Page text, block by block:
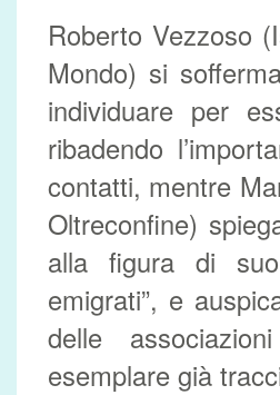
Roberto Vezzoso
Mondo) si
individuare per
ribadendo
contatti, mentre
Oltreconfine)
alla figura di
emigrati”, e
delle
esemplare già